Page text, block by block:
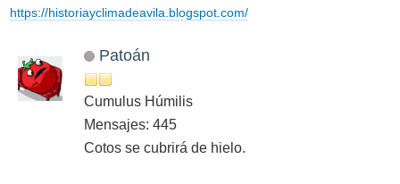
https://historiayclimadeavila.blogspot.com/
Patoán
Cumulus Húmilis
Mensajes: 445
Cotos se cubrirá de hielo.